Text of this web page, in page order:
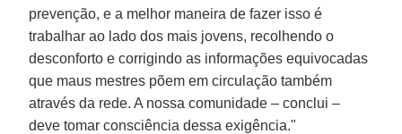
prevenção, e a melhor maneira de fazer isso é
trabalhar ao lado dos mais jovens, recolhendo o
desconforto e corrigindo as informações equivocadas
que maus mestres põem em circulação também
através da rede. A nossa comunidade – conclui –
deve tomar consciência dessa exigência."